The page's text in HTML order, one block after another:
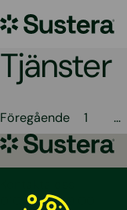
till
Sustera
Sweden
Tjänster
för
inlägg
Föregående 1 …
Sustera
Sweden
010 – 204 19 00